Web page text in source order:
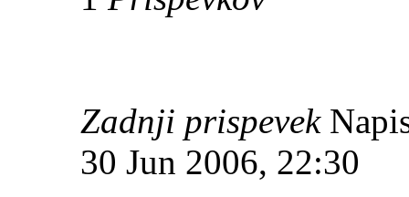
Zadnji prispevek
30 Jun 2006, 22:30